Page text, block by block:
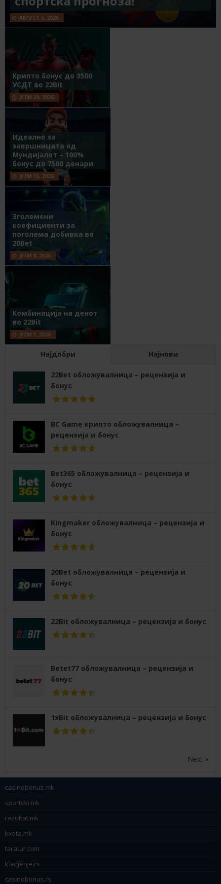
АВГУСТ 5, 2026
Крипто бонус до 3500
УСДТ во 22Bit
ЈУЛИ 29, 2026
Идеално за
завршницата од
Мундијалот – 100%
бонус до 7500 денари
ЈУЛИ 15, 2026
Зголемени
коефициенти за
поголема добивка во
20Bet
ЈУЛИ 8, 2026
Комбинација на денот
во 22Bit
ЈУЛИ 1, 2026
Најдобри Најнови
22Bet обложувалница – рецензија и
бонус
BC Game крипто обложувалница –
рецензија и бонус
Bet365 обложувалница – рецензија и
бонус
Kingmaker обложувалница – рецензија и
бонус
20Bet обложувалница – рецензија и
бонус
22Bit обложувалница – рецензија и бонус
Betet77 обложувалница – рецензија и
бонус
1xBit обложувалница – рецензија и бонус
Next »
casinobonus.mk
sportski.mk
rezultat.mk
kvota.mk
taratur.com
kladjenje.rs
casinobonus.rs